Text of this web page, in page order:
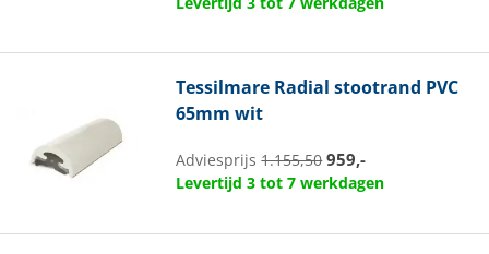
Tessilmare Radial stootrand PVC
65mm wit
Adviesprijs1.155,50 959,-
Levertijd 3 tot 7 werkdagen